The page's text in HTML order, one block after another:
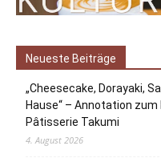
Neueste Beiträge
„Cheesecake, Dorayaki,
Hause“ – Annotation zum
Pâtisserie Takumi
4. August 2026